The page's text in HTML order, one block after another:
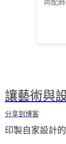
尚配飾
讓藝術與
分享到博客
印製自家設計